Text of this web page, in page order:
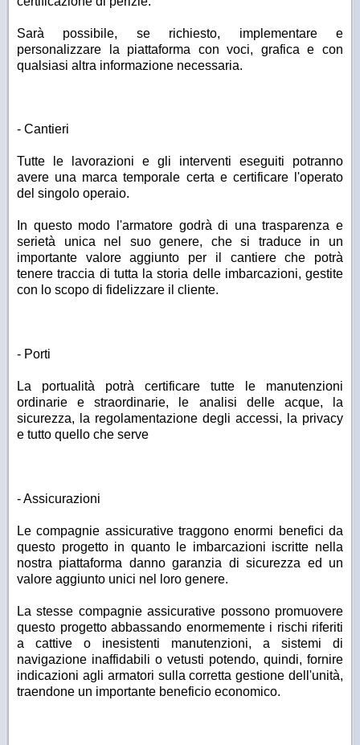
Sarà possibile, se richiesto, implementare e
personalizzare la piattaforma con voci, grafica e con
qualsiasi altra informazione necessaria.
- Cantieri
Tutte le lavorazioni e gli interventi eseguiti potranno
avere una marca temporale certa e certificare l'operato
del singolo operaio.
In questo modo l'armatore godrà di una trasparenza e
serietà unica nel suo genere, che si traduce in un
importante valore aggiunto per il cantiere che potrà
tenere traccia di tutta la storia delle imbarcazioni, gestite
con lo scopo di fidelizzare il cliente.
- Porti
La portualità potrà certificare tutte le manutenzioni
ordinarie e straordinarie, le analisi delle acque, la
sicurezza, la regolamentazione degli accessi, la privacy
e tutto quello che serve
- Assicurazioni
Le compagnie assicurative traggono enormi benefici da
questo progetto in quanto le imbarcazioni iscritte nella
nostra piattaforma danno garanzia di sicurezza ed un
valore aggiunto unici nel loro genere.
La stesse compagnie assicurative possono promuovere
questo progetto abbassando enormemente i rischi riferiti
a cattive o inesistenti manutenzioni, a sistemi di
navigazione inaffidabili o vetusti potendo, quindi, fornire
indicazioni agli armatori sulla corretta gestione dell'unità,
traendone un importante beneficio economico.